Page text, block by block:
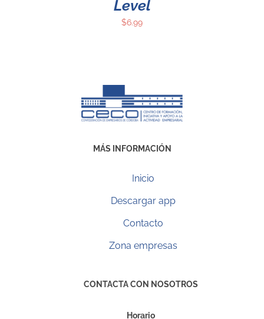
Level
$6.99
MÁS INFORMACIÓN
Inicio
Descargar app
Contacto
Zona empresas
CONTACTA CON NOSOTROS
Horario